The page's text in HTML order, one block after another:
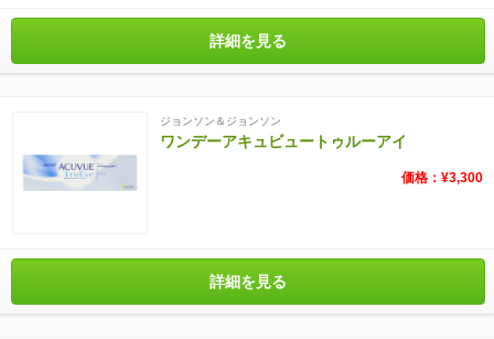
詳細を見る
ジョンソン＆ジョンソン
ワンデーアキュビュートゥルーアイ
価格：¥3,300
詳細を見る